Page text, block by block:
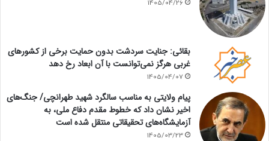
1405/04/26
بقائی: جنایت سردشت بدون حمایت برخی از کشورهای
غربی هرگز نمی‌توانست با آن ابعاد رخ دهد
1405/04/07
پیام ولایتی به مناسب سالگرد شهید طهرانچی/ جنگ‌های
اخیر نشان داد که خطوط مقدم دفاع ملی، به
آزمایشگاه‌های تحقیقاتی منتقل شده است
1405/03/23